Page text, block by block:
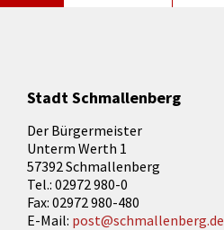
Stadt Schmallenberg
Der Bürgermeister
Unterm Werth 1
57392 Schmallenberg
Tel.: 02972 980-0
Fax: 02972 980-480
E-Mail: post@schmallenberg.de